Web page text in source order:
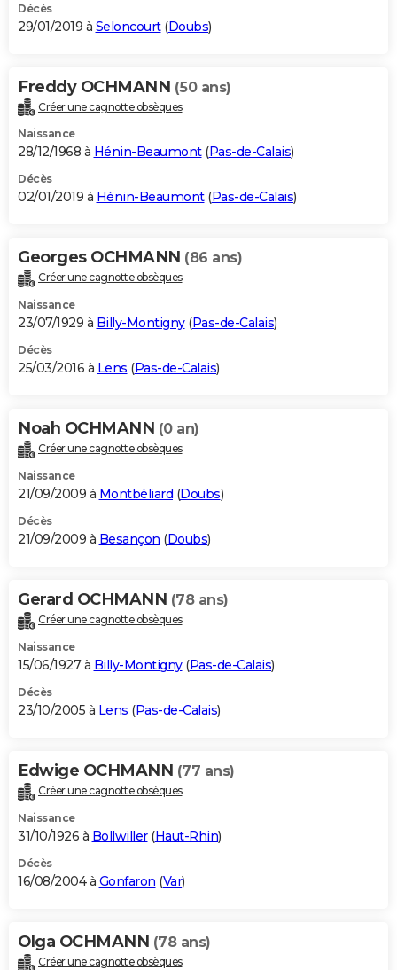
Décès
29/01/2019 à Seloncourt(Doubs)
Freddy OCHMANN (50 ans)
Créer une cagnotte obsèques
Naissance
28/12/1968 à Hénin-Beaumont(Pas-de-Calais)
Décès
02/01/2019 à Hénin-Beaumont(Pas-de-Calais)
Georges OCHMANN (86 ans)
Créer une cagnotte obsèques
Naissance
23/07/1929 à Billy-Montigny(Pas-de-Calais)
Décès
25/03/2016 à Lens (Pas-de-Calais)
Noah OCHMANN (0 an)
Créer une cagnotte obsèques
Naissance
21/09/2009 à Montbéliard (Doubs)
Décès
21/09/2009 à Besançon (Doubs)
Gerard OCHMANN (78 ans)
Créer une cagnotte obsèques
Naissance
15/06/1927 à Billy-Montigny(Pas-de-Calais)
Décès
23/10/2005 à Lens (Pas-de-Calais)
Edwige OCHMANN (77 ans)
Créer une cagnotte obsèques
Naissance
31/10/1926 à Bollwiller(Haut-Rhin)
Décès
16/08/2004 à Gonfaron (Var)
Olga OCHMANN (78 ans)
Créer une cagnotte obsèques